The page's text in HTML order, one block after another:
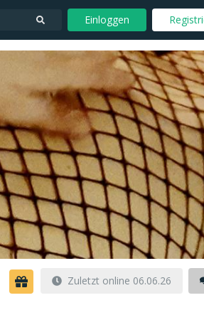
Einloggen
Zuletzt online 06.06.26